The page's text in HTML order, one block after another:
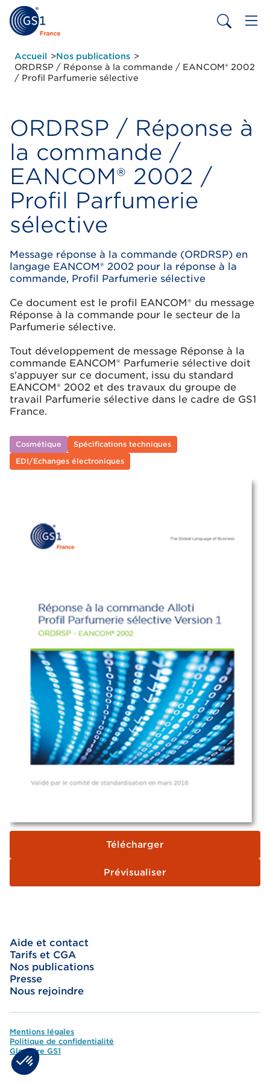
Aller
au
contenu
d'Ariane
Accueil
Nos publications
ORDRSP / Réponse à la commande / EANCOM® 2002
/ Profil Parfumerie sélective
ORDRSP / Réponse à
la commande /
EANCOM® 2002 /
Profil Parfumerie
sélective
Message réponse à la commande (ORDRSP) en
langage EANCOM® 2002 pour la réponse à la
commande, Profil Parfumerie sélective
Ce document est le profil EANCOM® du message
Réponse à la commande pour le secteur de la
Parfumerie sélective.
Tout développement de message Réponse à la
commande EANCOM® Parfumerie sélective doit
s'appuyer sur ce document, issu du standard
EANCOM® 2002 et des travaux du groupe de
travail Parfumerie sélective dans le cadre de GS1
France.
Cosmétique
Spécifications techniques
EDI/Echanges électroniques
Télécharger
Prévisualiser
Footer
top
menu
Aide et contact
Tarifs et CGA
Nos publications
Presse
Nous rejoindre
Footer
Mentions légales
Politique de confidentialité
Glossaire GS1